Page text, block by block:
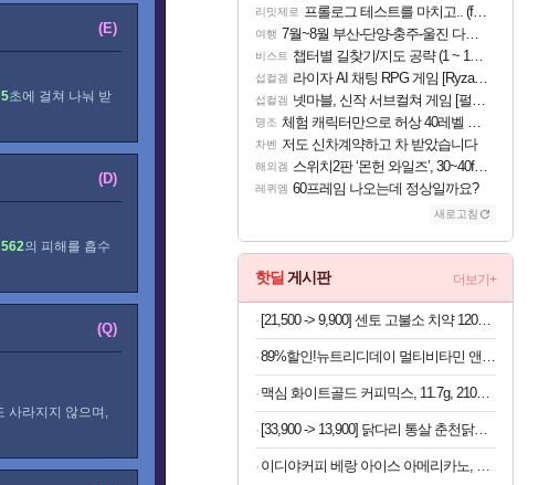
(E)
5초에 걸쳐 나눠 받
(D)
562의 피해를 흡수
(Q)
사라지지 않으며,
리밋제로 프롤로그 테스트를 마치고.. (feat. 리아)
여행 7월~8월 부산-단양-충주-울진 다녀왔어요~
비스트 챕터별 길찾기/지도 공략 (1 ~ 12장)
섭컬겜 라이자 AI 채팅 RPG 게임 [RyzaChat: AI] 공개
섭컬겜 넷마블, 신작 서브컬쳐 게임 [펄 인 블루] 티저 사이트 오픈
명조 체험 캐릭터만으로 허상 40레벨 하이와티아 5분 컷!｜에이메스·린네·모니에 명함
차벤 저도 신차계약하고 차 받았습니다
해외겜 스위치2판 ‘몬헌 와일즈’, 30~40fps 목표 추정
레퀴엠 60프레임 나오는데 정상일까요?
새로고침
핫딜 게시판 더보기+
[21,500 -> 9,900] 센토 고불소 치약 120g x 4개
89%할인!뉴트리디데이 멀티비타민 앤 미네랄, 60정, 3개
맥심 화이트골드 커피믹스, 11.7g, 210개입, 2개
[33,900 -> 13,900] 닭다리 통살 춘천닭갈비 500g x 2개
이디야커피 베랑 아이스 아메리카노, 1g, 100개입, 2개